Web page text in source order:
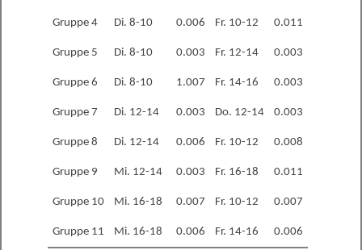
Gruppe 4 Di. 8-10 0.006 Fr. 10-12 0.011
Gruppe 5 Di. 8-10 0.003 Fr. 12-14 0.003
Gruppe 6 Di. 8-10 1.007 Fr. 14-16 0.003
Gruppe 7 Di. 12-14 0.003 Do. 12-14 0.003
Gruppe 8 Di. 12-14 0.006 Fr. 10-12 0.008
Gruppe 9 Mi. 12-14 0.003 Fr. 16-18 0.011
Gruppe 10 Mi. 16-18 0.007 Fr. 10-12 0.007
Gruppe 11 Mi. 16-18 0.006 Fr. 14-16 0.006